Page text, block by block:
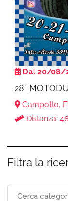
Dal 20/08/
28°
Campotto,
Distanza:
Filtra la
Cerca